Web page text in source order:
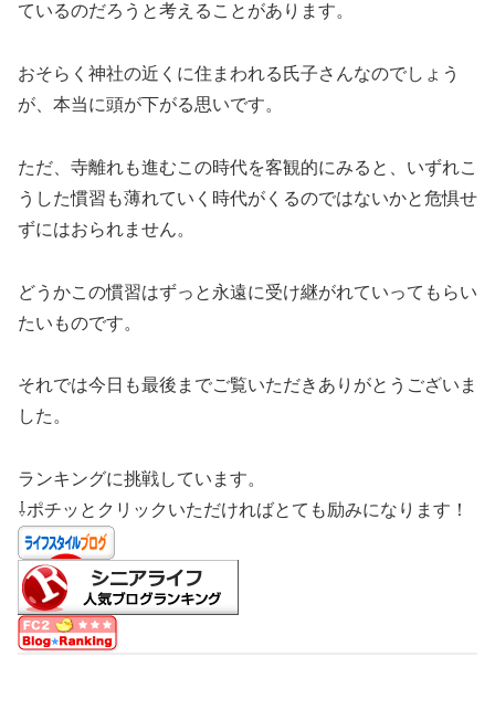
ているのだろうと考えることがあります。
おそらく神社の近くに住まわれる氏子さんなのでしょう
が、本当に頭が下がる思いです。
ただ、寺離れも進むこの時代を客観的にみると、いずれこ
うした慣習も薄れていく時代がくるのではないかと危惧せ
ずにはおられません。
どうかこの慣習はずっと永遠に受け継がれていってもらい
たいものです。
それでは今日も最後までご覧いただきありがとうございま
した。
ランキングに挑戦しています。
⇩ポチッとクリックいただければとても励みになります！